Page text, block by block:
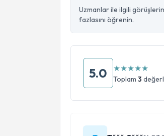
Uzmanlar ile ilgili
fazlasını öğrenin.
5.0 ★★★★★
Toplam 3